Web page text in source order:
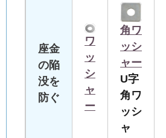
座金
の陥
没を
防ぐ
ワ
ッ
シ
ャ
ー
角ワ
ッシ
ャー
U字
角ワ
ッシ
ャ